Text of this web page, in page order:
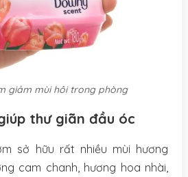
giảm mùi hôi trong phòng
thư giãn đầu óc
sở hữu rất nhiều mùi hương
cam chanh, hương hoa nhài,